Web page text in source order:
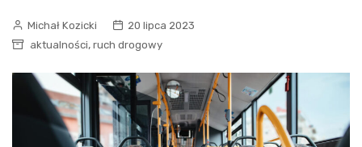
Michał Kozicki
20 lipca 2023
aktualności, ruch drogowy